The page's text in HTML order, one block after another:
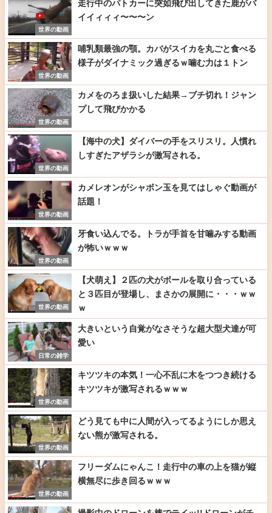
世界の動画
走行中のパトカーに突如飛び出してきた鹿がバ
イイィィィ〜〜〜ン
世界の動画
哺乳類最強の顎。カバがスイカを丸ごと食べる
様子がダイナミック過ぎるｗ噛む力は１トン
世界の動画
カメをのろま扱いした結果→ブチ切れ！ジャン
プして飛びかかる
世界の動画
【海中の犬】ダイバーの手をスリスリ。人慣れ
しすぎたアザラシが激写される。
世界の動画
カメレオンがシャボン玉を見てはしゃぐ動画が
話題！
世界の動画
牙食い込んでる。トラが手首を甘噛みする動画
が怖いｗｗｗ
世界の動画
【犬萌え】２匹の犬がボールを取り合っている
と３匹目が登場し、まさかの展開に・・・ｗｗ
ｗ
日常の雑学
大きいという自覚がなさそうな超大型犬達が可
愛い
世界の動画
キツツキの本気！一心不乱に木をつつき続ける
キツツキが激写されるｗｗｗ
世界の動画
どう見ても中に人間が入ってるようにしか思え
ない熊が激写される。
世界の動画
フリーダムにゃんこ！走行中の車の上を猫が縦
横無尽に歩き回るｗｗｗ